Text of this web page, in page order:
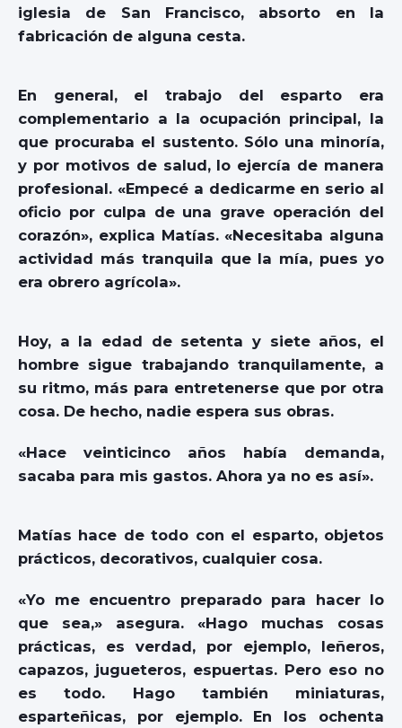
iglesia de San Francisco, absorto en la
fabricación de alguna cesta.
En general, el trabajo del esparto era
complementario a la ocupación principal, la
que procuraba el sustento. Sólo una minoría,
y por motivos de salud, lo ejercía de manera
profesional. «Empecé a dedicarme en serio al
oficio por culpa de una grave operación del
corazón», explica Matías. «Necesitaba alguna
actividad más tranquila que la mía, pues yo
era obrero agrícola».
Hoy, a la edad de setenta y siete años, el
hombre sigue trabajando tranquilamente, a
su ritmo, más para entretenerse que por otra
cosa. De hecho, nadie espera sus obras.
«Hace veinticinco años había demanda,
sacaba para mis gastos. Ahora ya no es así».
Matías hace de todo con el esparto, objetos
prácticos, decorativos, cualquier cosa.
«Yo me encuentro preparado para hacer lo
que sea,» asegura. «Hago muchas cosas
prácticas, es verdad, por ejemplo, leñeros,
capazos, jugueteros, espuertas. Pero eso no
es todo. Hago también miniaturas,
esparteñicas, por ejemplo. En los ochenta